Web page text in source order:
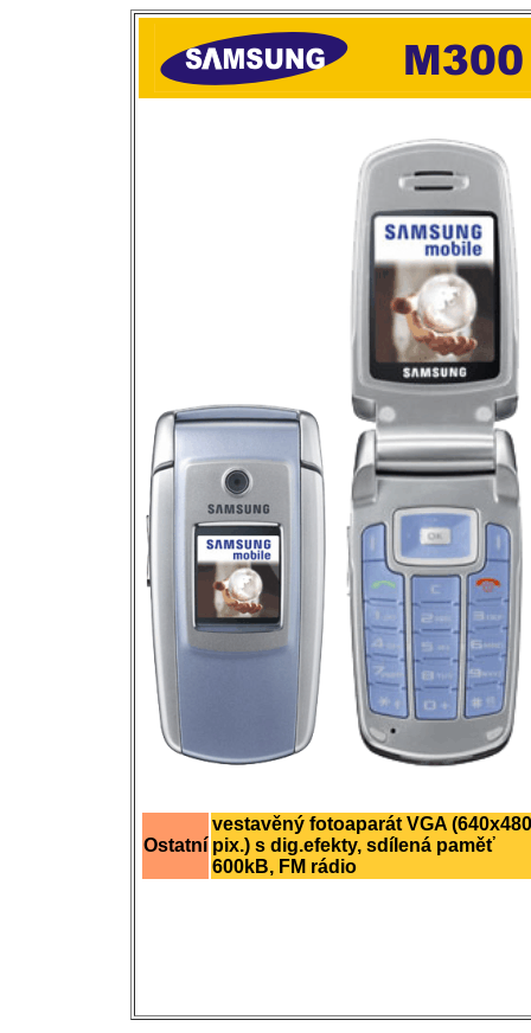
Ostatní
vestavěný fotoaparát VGA (640x480
pix.) s dig.efekty, sdílená paměť
600kB, FM rádio